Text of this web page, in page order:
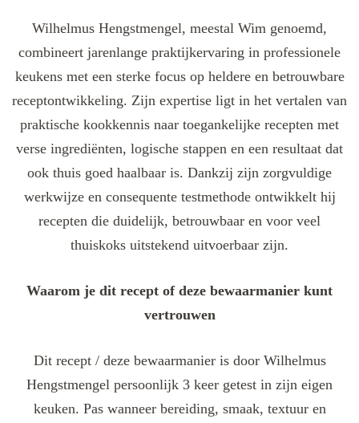
Wilhelmus Hengstmengel, meestal Wim genoemd,
combineert jarenlange praktijkervaring in professionele
keukens met een sterke focus op heldere en betrouwbare
receptontwikkeling. Zijn expertise ligt in het vertalen van
praktische kookkennis naar toegankelijke recepten met
verse ingrediënten, logische stappen en een resultaat dat
ook thuis goed haalbaar is. Dankzij zijn zorgvuldige
werkwijze en consequente testmethode ontwikkelt hij
recepten die duidelijk, betrouwbaar en voor veel
thuiskoks uitstekend uitvoerbaar zijn.
Waarom je dit recept of deze bewaarmanier kunt
vertrouwen
Dit recept / deze bewaarmanier is door Wilhelmus
Hengstmengel persoonlijk 3 keer getest in zijn eigen
keuken. Pas wanneer bereiding, smaak, textuur en